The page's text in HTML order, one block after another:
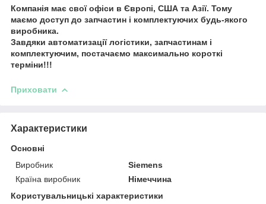
Компанія має свої офіси в Європі, США та Азії. Тому
маємо доступ до запчастин і комплектуючих будь-якого
виробника.
Завдяки автоматизації логістики, запчастинам і
комплектуючим, постачаємо максимально короткі
терміни!!!
Приховати
Характеристики
Основні
Виробник
Siemens
Країна виробник
Німеччина
Користувальницькі характеристики